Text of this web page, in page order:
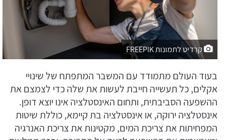
קרדיט לתמונות FREEPIK
בעוד העולם מתמודד עם המשבר המתפתח של שינויי
אקלים, כל תעשייה חייבת לעשות את שלה כדי לצמצם את
ההשפעה הסביבתית, ותחום האינסטלציה אינו יוצא דופן.
אינסטלציה ירוקה, או אינסטלציה בת קיימא, כוללת שיטות
המפחיתות את צריכת המים, מקטינות את צריכת האנרגיה